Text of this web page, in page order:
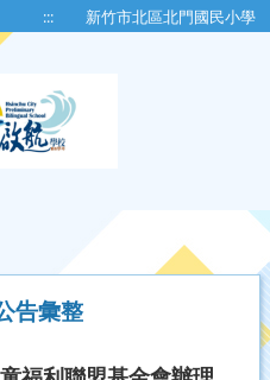
::: 新竹市北區北門國民小學
告彙整